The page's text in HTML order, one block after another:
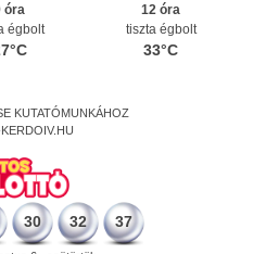
óra
égbolt
12 óra
tiszta égbolt
33°C
KUTATÓMUNKÁHOZ
30 32 37